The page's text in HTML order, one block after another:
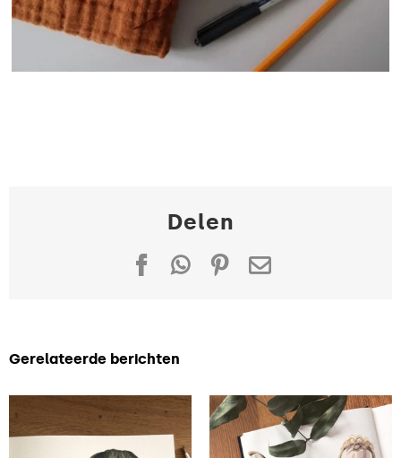
Delen
Facebook
WhatsApp
Pinterest
E-
Gerelateerde berichten
Eerste keer
Portretten